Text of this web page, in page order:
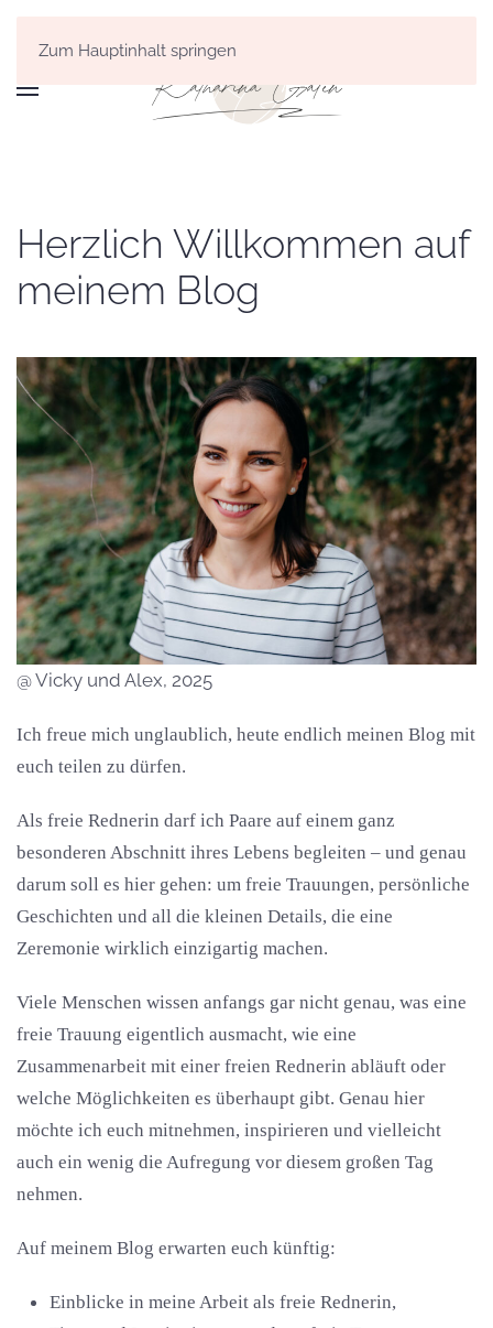
Zum Hauptinhalt springen
Herzlich Willkommen auf
meinem Blog
@ Vicky und Alex, 2025
Ich freue mich unglaublich, heute endlich meinen Blog mit
euch teilen zu dürfen.
Als freie Rednerin darf ich Paare auf einem ganz
besonderen Abschnitt ihres Lebens begleiten – und genau
darum soll es hier gehen: um freie Trauungen, persönliche
Geschichten und all die kleinen Details, die eine
Zeremonie wirklich einzigartig machen.
Viele Menschen wissen anfangs gar nicht genau, was eine
freie Trauung eigentlich ausmacht, wie eine
Zusammenarbeit mit einer freien Rednerin abläuft oder
welche Möglichkeiten es überhaupt gibt. Genau hier
möchte ich euch mitnehmen, inspirieren und vielleicht
auch ein wenig die Aufregung vor diesem großen Tag
nehmen.
Auf meinem Blog erwarten euch künftig:
Einblicke in meine Arbeit als freie Rednerin,